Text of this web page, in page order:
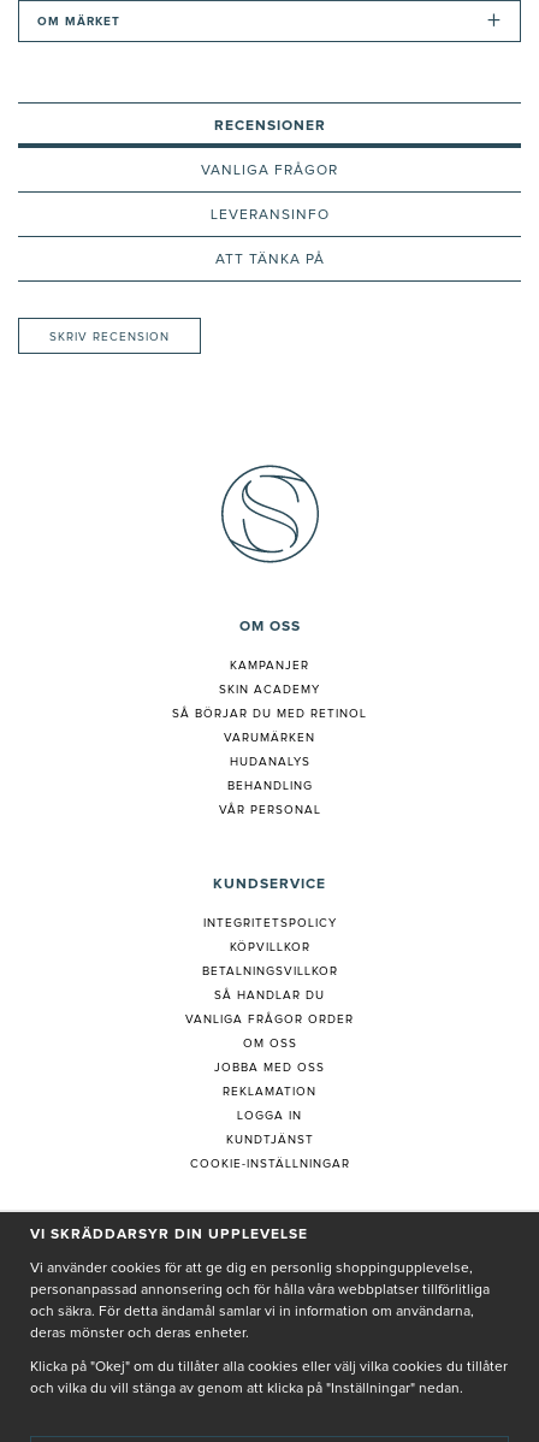
OM MÄRKET +
RECENSIONER
VANLIGA FRÅGOR
LEVERANSINFO
ATT TÄNKA PÅ
SKRIV RECENSION
OM OSS
KAMPANJER
SKIN ACADEMY
SÅ BÖRJAR DU MED RETINOL
VARUMÄRKEN
HUDANALYS
BEHANDLING
VÅR PERSONAL
KUNDSERVICE
INTEGRITETSPOLICY
KÖPVILLKOR
BETALNINGSVILLKOR
SÅ HANDLAR DU
VANLIGA FRÅGOR ORDER
OM OSS
JOBBA MED OSS
REKLAMATION
LOGGA IN
KUNDTJÄNST
COOKIE-INSTÄLLNINGAR
PRENUMERERA PÅ NYHETSBREV
Genom att ge min e-post, accepterar jag Seth och Sallyintegritetspolicy
De uppgifter du matar in kommer endast användas till våra nyhetsbrev.
VI SKRÄDDARSYR DIN UPPLEVELSE
Vi använder cookies för att ge dig en personlig shoppingupplevelse,
personanpassad annonsering och för hålla våra webbplatser tillförlitliga
och säkra. För detta ändamål samlar vi in information om användarna,
deras mönster och deras enheter.
Klicka på "Okej" om du tillåter alla cookies eller välj vilka cookies du tillåter
och vilka du vill stänga av genom att klicka på "Inställningar" nedan.